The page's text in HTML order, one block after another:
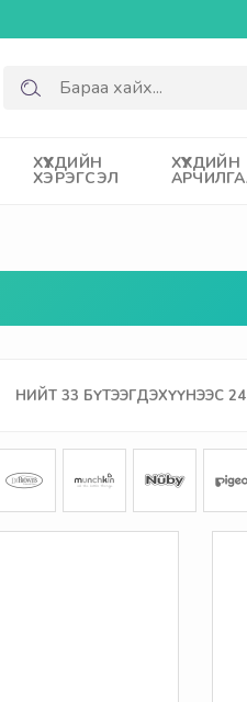
ХҮҮХДИЙН
ХЭРЭГСЭЛ
ХҮҮХДИЙН
НИЙТ 33 БҮТЭЭГДЭХҮҮНЭЭС 24